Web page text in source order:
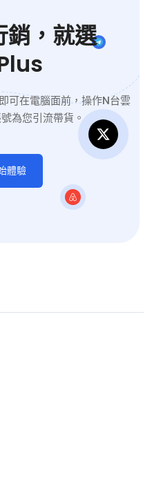
銷，就選
可在電腦面前，操作N台雲
為您引流帶貨。
體驗